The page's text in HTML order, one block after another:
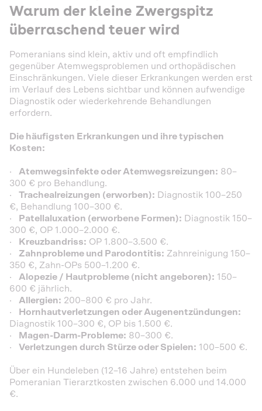
Warum der kleine Zwergspitz
überraschend teuer wird
Pomeranians sind klein, aktiv und oft empfindlich
gegenüber Atemwegsproblemen und orthopädischen
Einschränkungen. Viele dieser Erkrankungen werden erst
im Verlauf des Lebens sichtbar und können aufwendige
Diagnostik oder wiederkehrende Behandlungen
erfordern.
Die häufigsten Erkrankungen und ihre typischen
Kosten:
· Atemwegsinfekte oder Atemwegsreizungen: 80–
300 € pro Behandlung.
· Trachealreizungen (erworben): Diagnostik 100–250
€, Behandlung 100–300 €.
·
Patellaluxation (erworbene Formen): Diagnostik 150–
300 €, OP 1.000–2.000 €.
·
Kreuzbandriss: OP 1.800–3.500 €.
· Zahnprobleme und Parodontitis: Zahnreinigung 150–
350 €, Zahn-OPs 500–1.200 €.
· Alopezie / Hautprobleme (nicht angeboren): 150–
600 € jährlich.
· Allergien: 200–800 € pro Jahr.
·
Hornhautverletzungen oder Augenentzündungen:
Diagnostik 100–300 €, OP bis 1.500 €.
·
Magen-Darm-Probleme: 80–300 €.
· Verletzungen durch Stürze oder Spielen: 100–500 €.
Über ein Hundeleben (12–16 Jahre) entstehen beim
Pomeranian Tierarztkosten zwischen 6.000 und 14.000
€.